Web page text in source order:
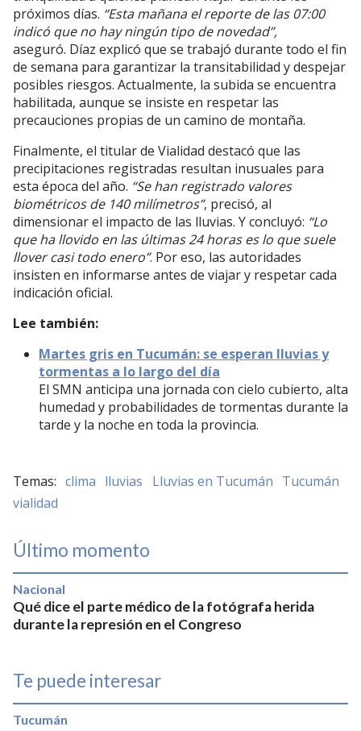
próximos días. “Esta mañana el reporte de las 07:00
indicó que no hay ningún tipo de novedad”,
aseguró. Díaz explicó que se trabajó durante todo el fin
de semana para garantizar la transitabilidad y despejar
posibles riesgos. Actualmente, la subida se encuentra
habilitada, aunque se insiste en respetar las
precauciones propias de un camino de montaña.
Finalmente, el titular de Vialidad destacó que las
precipitaciones registradas resultan inusuales para
esta época del año. “Se han registrado valores
biométricos de 140 milímetros”, precisó, al
dimensionar el impacto de las lluvias. Y concluyó: “Lo
que ha llovido en las últimas 24 horas es lo que suele
llover casi todo enero”. Por eso, las autoridades
insisten en informarse antes de viajar y respetar cada
indicación oficial.
Lee también:
Martes gris en Tucumán: se esperan lluvias y
tormentas a lo largo del día
El SMN anticipa una jornada con cielo cubierto, alta
humedad y probabilidades de tormentas durante la
tarde y la noche en toda la provincia.
clima lluvias Lluvias en Tucumán Tucumán
vialidad
Último momento
Qué dice el parte médico de la fotógrafa herida
durante la represión en el Congreso
Nacional
Te puede interesar
Tucumán